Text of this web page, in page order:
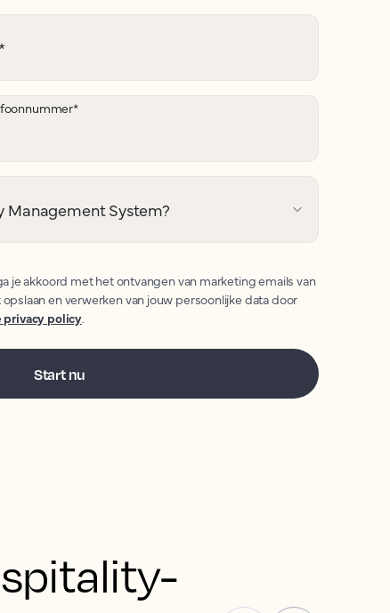
*
Management System?
je akkoord met het ontvangen van marketing emails van
en verwerken van jouw persoonlijke data door
privacy policy.